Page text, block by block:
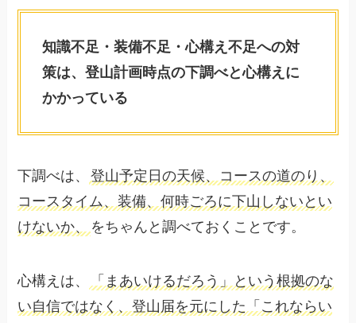
知識不足・装備不足・心構え不足への対
策は、登山計画時点の下調べと心構えに
かかっている
下調べは、 登山予定日の天候、コースの道のり、
コースタイム、装備、何時ごろに下山しないとい
けないか、
をちゃんと調べておくことです。
心構えは、
「まあいけるだろう」という根拠のな
い自信ではなく、登山届を元にした「これならい